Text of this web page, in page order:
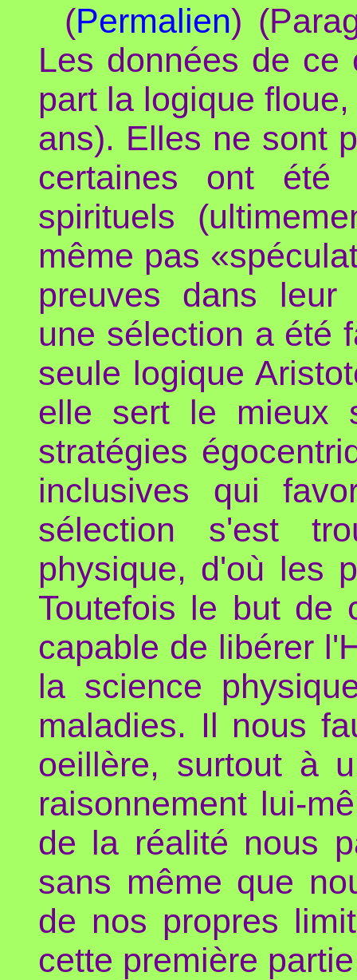
(Permalien)
Les données de ce
part la logique
ans). Elles ne sont
certaines ont été
spirituels
même pas
preuves dans leur
une sélection a été
seule logique
elle sert le mieux
stratégies
inclusives qui
sélection s'est
physique, d'où les
Toutefois le but de
capable de libérer
la science
maladies. Il nous
oeillère, surtout à
raisonnement lui-
de la réalité nous
sans même que
de nos propres
cette première